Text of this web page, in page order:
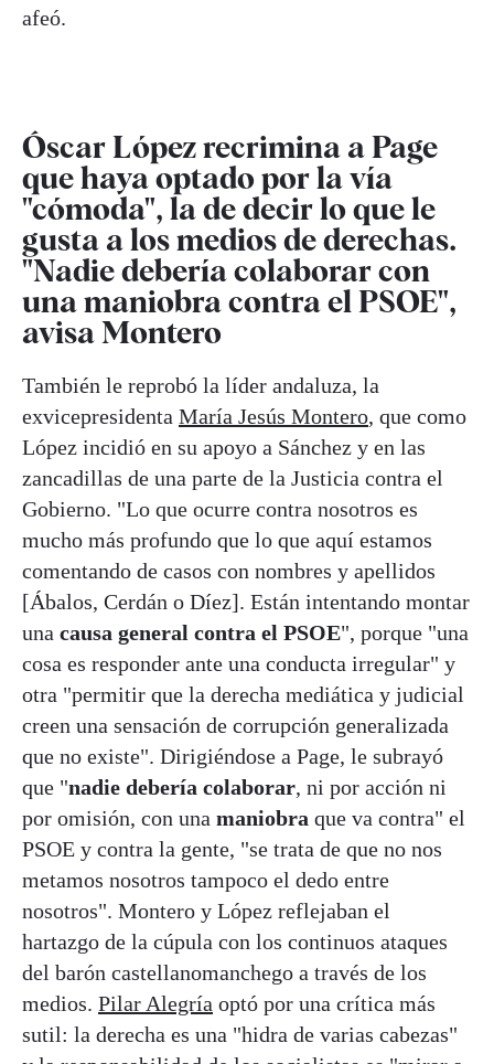
afeó.
Óscar López recrimina a Page
que haya optado por la vía
"cómoda", la de decir lo que le
gusta a los medios de derechas.
"Nadie debería colaborar con
una maniobra contra el PSOE",
avisa Montero
También le reprobó la líder andaluza, la
exvicepresidenta María Jesús Montero, que como
López incidió en su apoyo a Sánchez y en las
zancadillas de una parte de la Justicia contra el
Gobierno. "Lo que ocurre contra nosotros es
mucho más profundo que lo que aquí estamos
comentando de casos con nombres y apellidos
[Ábalos, Cerdán o Díez]. Están intentando montar
una causa general contra el PSOE", porque "una
cosa es responder ante una conducta irregular" y
otra "permitir que la derecha mediática y judicial
creen una sensación de corrupción generalizada
que no existe". Dirigiéndose a Page, le subrayó
que "nadie debería colaborar, ni por acción ni
por omisión, con una maniobra que va contra" el
PSOE y contra la gente, "se trata de que no nos
metamos nosotros tampoco el dedo entre
nosotros". Montero y López reflejaban el
hartazgo de la cúpula con los continuos ataques
del barón castellanomanchego a través de los
medios. Pilar Alegría optó por una crítica más
sutil: la derecha es una "hidra de varias cabezas"